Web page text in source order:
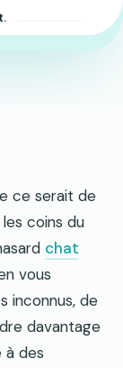
ce serait de
coins du
chat
vous
inconnus, de
davantage
à des